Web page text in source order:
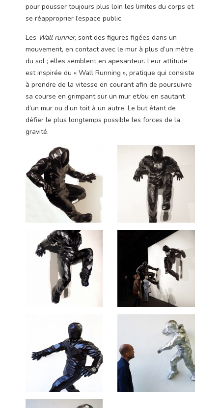
pour pousser toujours plus loin les limites du corps et
se réapproprier l’espace public.
Les Wall runner, sont des figures figées dans un
mouvement, en contact avec le mur à plus d’un mètre
du sol ; elles semblent en apesanteur. Leur attitude
est inspirée du « Wall Running », pratique qui consiste
à prendre de la vitesse en courant afin de poursuivre
sa course en grimpant sur un mur et/ou en sautant
d’un mur ou d’un toit à un autre. Le but étant de
défier le plus longtemps possible les forces de la
gravité.